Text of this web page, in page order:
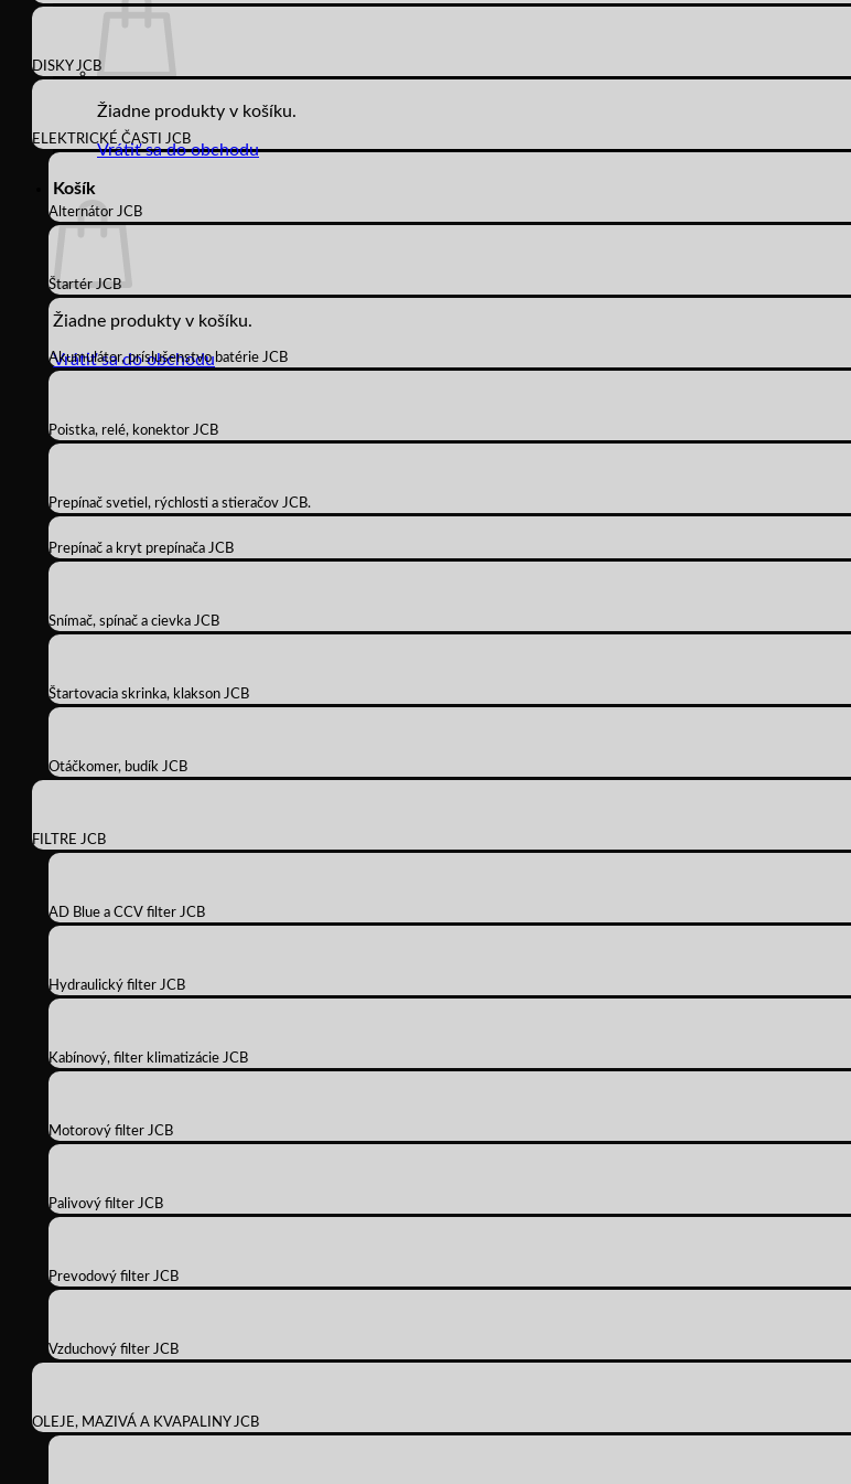
Žiadne produkty v košíku.
Vrátiť sa do obchodu
Košík
Žiadne produkty v košíku.
Vrátiť sa do obchodu
DISKY JCB
ELEKTRICKÉ ČASTI JCB
Alternátor JCB
Štartér JCB
Akumulátor, príslušenstvo batérie JCB
Poistka, relé, konektor JCB
Prepínač svetiel, rýchlosti a stieračov JCB.
Prepínač a kryt prepínača JCB
Snímač, spínač a cievka JCB
Štartovacia skrinka, klakson JCB
Otáčkomer, budík JCB
FILTRE JCB
AD Blue a CCV filter JCB
Hydraulický filter JCB
Kabínový, filter klimatizácie JCB
Motorový filter JCB
Palivový filter JCB
Prevodový filter JCB
Vzduchový filter JCB
OLEJE, MAZIVÁ A KVAPALINY JCB